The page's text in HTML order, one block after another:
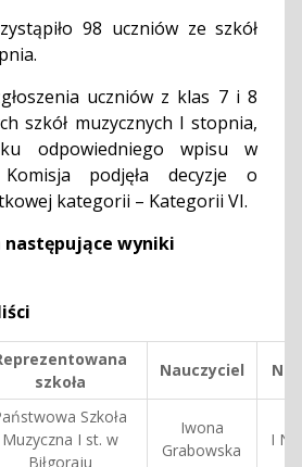
98 uczniów ze szkół
uczniów z klas 7 i 8
szkół muzycznych I stopnia,
odpowiedniego wpisu w
podjęła decyzje o
kategorii – Kategorii VI.
następujące wyniki
szkoła
Nauczyciel
Szkoła
Muzyczna I st. w
Biłgoraju
Iwona
Grabowska
I